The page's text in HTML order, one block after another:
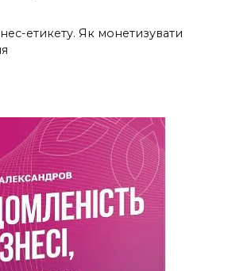
етикету. Як монетизувати